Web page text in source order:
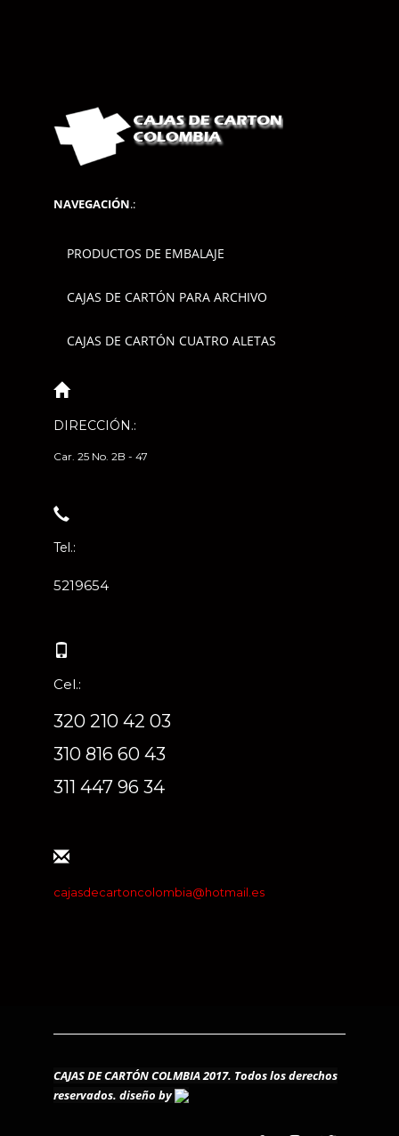
NAVEGACIÓN.:
PRODUCTOS DE EMBALAJE
CAJAS DE CARTÓN PARA ARCHIVO
CAJAS DE CARTÓN CUATRO ALETAS
DIRECCIÓN.:
Car. 25 No. 2B - 47
Tel.:
5219654
Cel.:
320 210 42 03
310 816 60 43
311 447 96 34
cajasdecartoncolombia@hotmail.es
CAJAS DE CARTÓN COLMBIA 2017. Todos los derechos
reservados. diseño by